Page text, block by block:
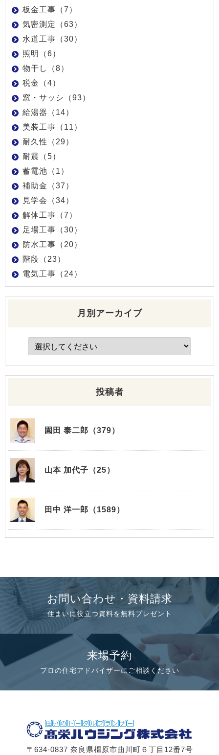
板金工事（7）
気密測定（63）
水道工事（30）
照明（6）
物干し（8）
税金（4）
窓・サッシ（93）
給湯器（14）
美装工事（11）
耐久性（29）
耐震（5）
蓄電池（1）
補助金（37）
見学会（34）
解体工事（7）
足場工事（30）
防水工事（20）
階段（23）
電気工事（24）
月別アーカイブ
投稿者
園田 泰二郎（379）
山本 加代子（25）
田中 洋一郎（1589）
お問い合わせ・資料請求
住まいに役立つ資料を無料プレゼント
来場予約
プロの住宅アドバイザーにご相談ください
〒634-0837 奈良県橿原市曲川町６丁目12番7号